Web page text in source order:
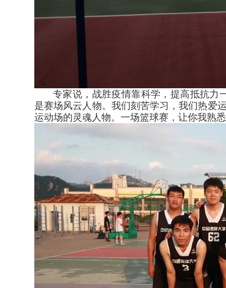
专家说，战胜疫情靠科学，提高抵抗力
是赛场风云人物。我们刻苦学习，我们热爱
运动场的灵魂人物。一场篮球赛，让你我熟